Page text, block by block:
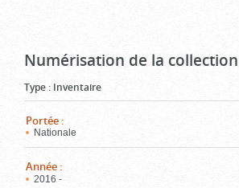
Numérisation de la
Type : Inventaire
Portée :
Nationale
Année :
2016 -